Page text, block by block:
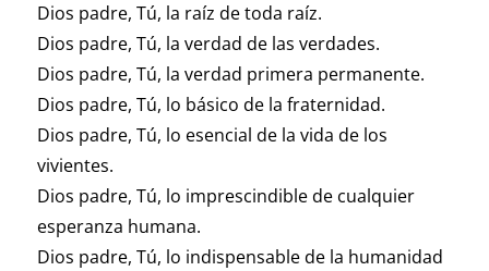
Dios padre, Tú, la raíz de toda raíz.
Dios padre, Tú, la verdad de las verdades.
Dios padre, Tú, la verdad primera permanente.
Dios padre, Tú, lo básico de la fraternidad.
Dios padre, Tú, lo esencial de la vida de los
vivientes.
Dios padre, Tú, lo imprescindible de cualquier
esperanza humana.
Dios padre, Tú, lo indispensable de la humanidad